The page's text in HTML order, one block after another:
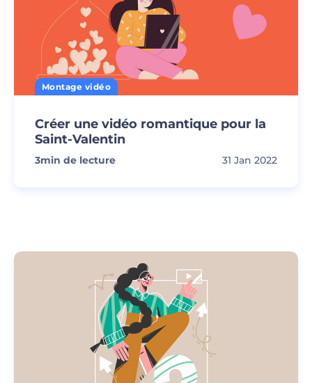
Montage vidéo
Créer une vidéo romantique pour la
Saint-Valentin
3min de lecture 31 Jan 2022